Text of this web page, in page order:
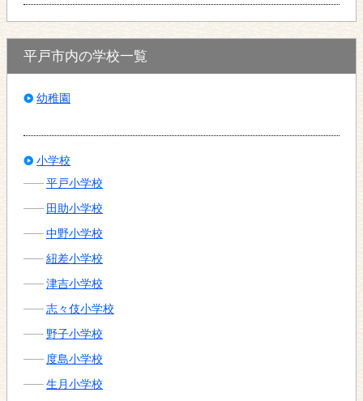
平戸市内の学校一覧
幼稚園
小学校
平戸小学校
田助小学校
中野小学校
紐差小学校
津吉小学校
志々伎小学校
野子小学校
度島小学校
生月小学校